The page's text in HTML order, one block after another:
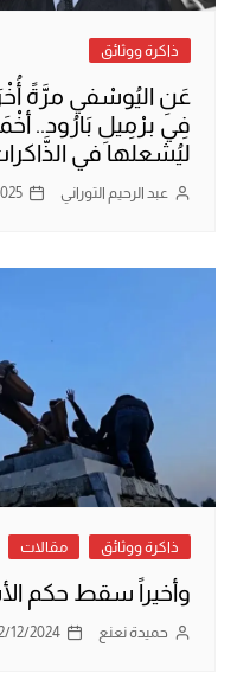
ذاكرة ووثائق
عَنِ اليُوسْفي مرَّةً
فِي برْمِيلِ بَارُود..
ليُشعلها في الذَّاكرات!
عبد الرحيم التوراني
ذاكرة ووثائق مقالات
وأخيراً سقط حكم
حميدة نعنع 12/2024